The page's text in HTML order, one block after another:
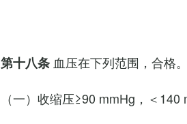
第十八条 血压在下列范围，合格。
（一）收缩压≥90 mmHg，＜140